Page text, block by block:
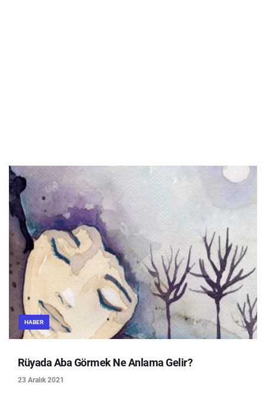
HABER
Rüyada Aba Görmek Ne Anlama Gelir?
23 Aralık 2021